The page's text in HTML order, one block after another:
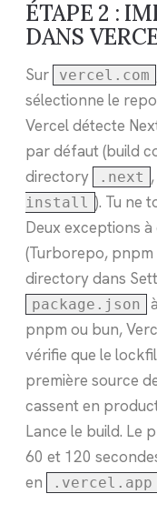
ÉTAPE 2 :
DANS
Sur vercel.com
sélectionne le
Vercel détecte
par défaut (build
directory
.next
install ). Tu ne
Deux exceptions
(Turborepo,
directory dans
package.json
pnpm ou bun,
vérifie que le
première source
cassent en
Lance le build. Le
60 et 120
en
.vercel.app